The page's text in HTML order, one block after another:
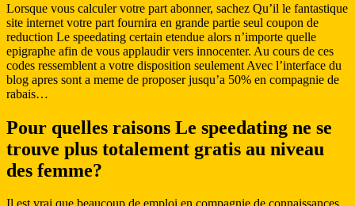
Lorsque vous calculer votre part abonner, sachez Qu’il le fantastique
site internet votre part fournira en grande partie seul coupon de
reduction Le speedating certain etendue alors n’importe quelle
epigraphe afin de vous applaudir vers innocenter. Au cours de ces
codes ressemblent a votre disposition seulement Avec l’interface du
blog apres sont a meme de proposer jusqu’a 50% en compagnie de
rabais…
Pour quelles raisons Le speedating ne se
trouve plus totalement gratis au niveau
des femme?